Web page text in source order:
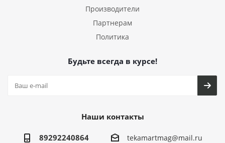
Производители
Партнерам
Политика
Будьте всегда в курсе!
Наши контакты
89292240864 tekamartmag@mail.ru